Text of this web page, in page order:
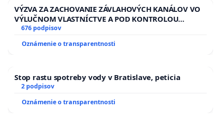
VÝZVA ZA ZACHOVANIE ZÁVLAHOVÝCH KANÁLOV VO
VÝLUČNOM VLASTNÍCTVE A POD KONTROLOU
SLOVENSKEJ REPUBLIKY & žiadosť na riešenie
kanálov na Slovensku
676 podpisov
Oznámenie o transparentnosti
Stop rastu spotreby vody v Bratislave, peticia
2 podpisov
Oznámenie o transparentnosti